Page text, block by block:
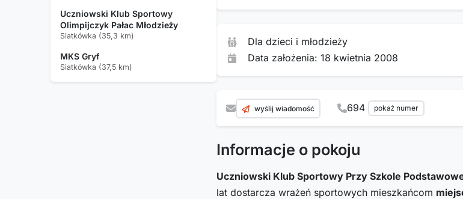
Dla dzieci i młodzieży
Data założenia: 18 kwietnia 2008
wyślij wiadomość 694 pokaż numer
Informacje o pokoju
Uczniowski Klub Sportowy Przy Szkole
lat dostarcza wrażeń sportowych mieszkańcom
Uczniowski Klub Sportowy
Olimpijczyk Pałac Młodzieży
Siatkówka (35,3 km)
MKS Gryf
Siatkówka (37,5 km)